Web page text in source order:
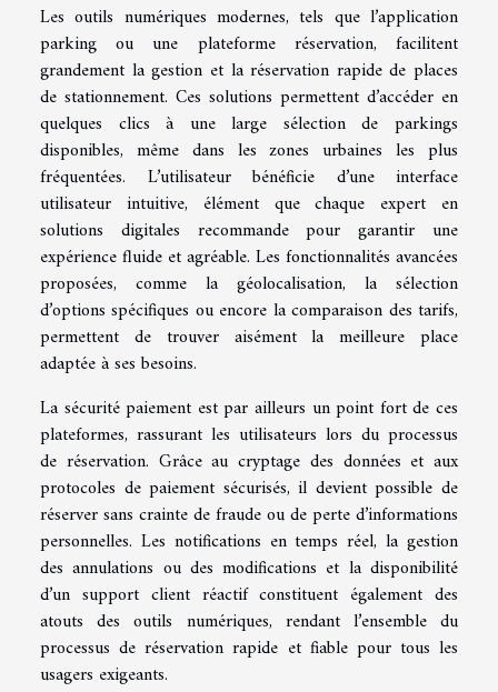
Les outils numériques modernes, tels que l’application
parking ou une plateforme réservation, facilitent
grandement la gestion et la réservation rapide de places
de stationnement. Ces solutions permettent d’accéder en
quelques clics à une large sélection de parkings
disponibles, même dans les zones urbaines les plus
fréquentées. L’utilisateur bénéficie d’une interface
utilisateur intuitive, élément que chaque expert en
solutions digitales recommande pour garantir une
expérience fluide et agréable. Les fonctionnalités avancées
proposées, comme la géolocalisation, la sélection
d’options spécifiques ou encore la comparaison des tarifs,
permettent de trouver aisément la meilleure place
adaptée à ses besoins.
La sécurité paiement est par ailleurs un point fort de ces
plateformes, rassurant les utilisateurs lors du processus
de réservation. Grâce au cryptage des données et aux
protocoles de paiement sécurisés, il devient possible de
réserver sans crainte de fraude ou de perte d’informations
personnelles. Les notifications en temps réel, la gestion
des annulations ou des modifications et la disponibilité
d’un support client réactif constituent également des
atouts des outils numériques, rendant l’ensemble du
processus de réservation rapide et fiable pour tous les
usagers exigeants.